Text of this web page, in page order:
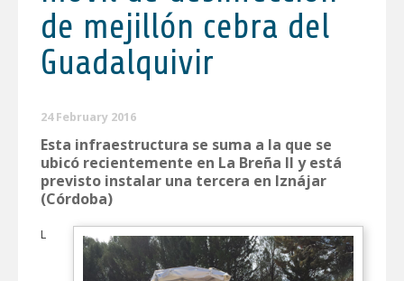
de mejillón cebra del
Guadalquivir
24 February 2016
Esta infraestructura se suma a la que se
ubicó recientemente en La Breña II y está
previsto instalar una tercera en Iznájar
(Córdoba)
L